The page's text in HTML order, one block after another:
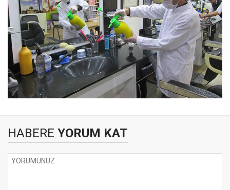
HABERE YORUM KAT